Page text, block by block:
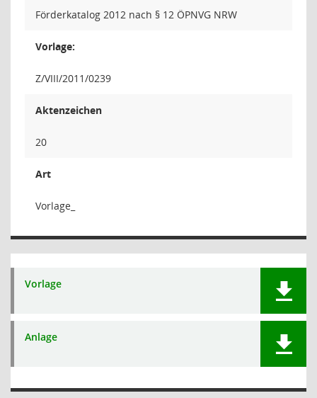
Förderkatalog 2012 nach § 12 ÖPNVG NRW
Vorlage:
Z/VIII/2011/0239
Aktenzeichen
20
Art
Vorlage_
Vorlage
Anlage